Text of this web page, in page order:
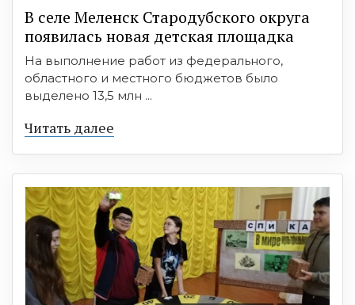
В селе Меленск Стародубского округа
появилась новая детская площадка
На выполнение работ из федерального,
областного и местного бюджетов было
выделено 13,5 млн ...
Читать далее